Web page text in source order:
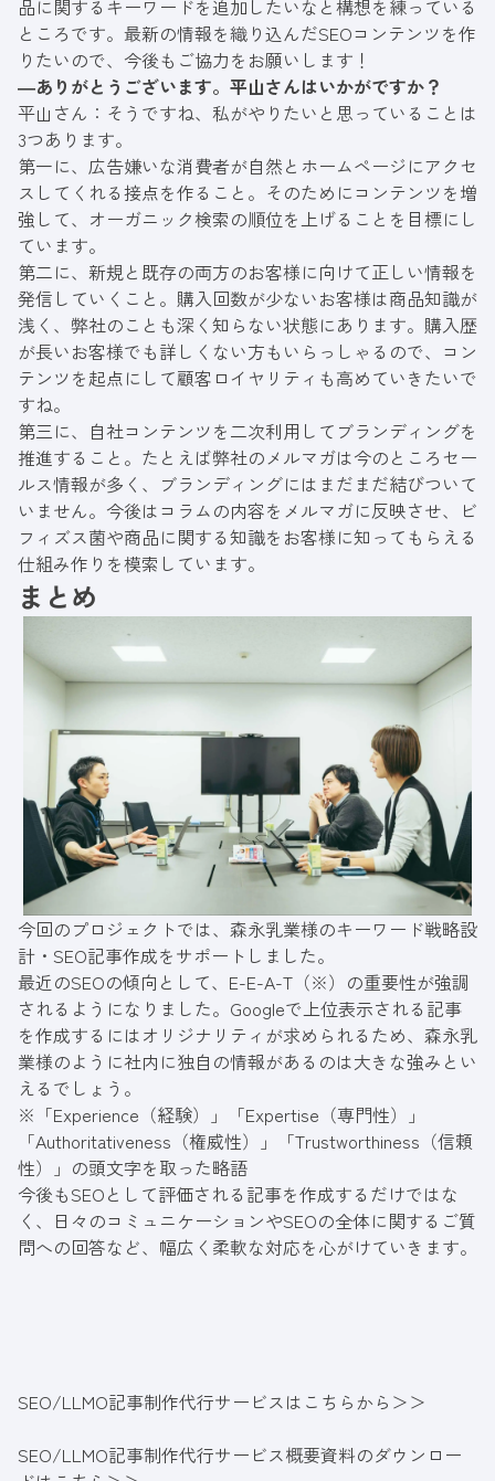
品に関するキーワードを追加したいなと構想を練っている
ところです。最新の情報を織り込んだSEOコンテンツを作
りたいので、今後もご協力をお願いします！
―ありがとうございます。平山さんはいかがですか？
平山さん：そうですね、私がやりたいと思っていることは
3つあります。
第一に、広告嫌いな消費者が自然とホームページにアクセ
スしてくれる接点を作ること。そのためにコンテンツを増
強して、オーガニック検索の順位を上げることを目標にし
ています。
第二に、新規と既存の両方のお客様に向けて正しい情報を
発信していくこと。購入回数が少ないお客様は商品知識が
浅く、弊社のことも深く知らない状態にあります。購入歴
が長いお客様でも詳しくない方もいらっしゃるので、コン
テンツを起点にして顧客ロイヤリティも高めていきたいで
すね。
第三に、自社コンテンツを二次利用してブランディングを
推進すること。たとえば弊社のメルマガは今のところセー
ルス情報が多く、ブランディングにはまだまだ結びついて
いません。今後はコラムの内容をメルマガに反映させ、ビ
フィズス菌や商品に関する知識をお客様に知ってもらえる
仕組み作りを模索しています。
まとめ
今回のプロジェクトでは、森永乳業様のキーワード戦略設
計・SEO記事作成をサポートしました。
最近のSEOの傾向として、E-E-A-T（※）の重要性が強調
されるようになりました。Googleで上位表示される記事
を作成するにはオリジナリティが求められるため、森永乳
業様のように社内に独自の情報があるのは大きな強みとい
えるでしょう。
※「Experience（経験）」「Expertise（専門性）」
「Authoritativeness（権威性）」「Trustworthiness（信頼
性）」の頭文字を取った略語
今後もSEOとして評価される記事を作成するだけではな
く、日々のコミュニケーションやSEOの全体に関するご質
問への回答など、幅広く柔軟な対応を心がけていきます。
SEO/LLMO記事制作代行サービスはこちらから＞＞
SEO/LLMO記事制作代行サービス概要資料のダウンロー